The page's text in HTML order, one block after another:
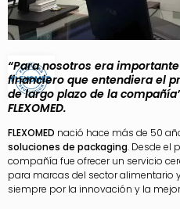
“Para nosotros era
financiero que entendiera el
de largo plazo de la
FLEXOMED.
FLEXOMED nació hace más de 50
soluciones de packaging. Desde el
compañía fue ofrecer un servicio
para marcas del sector alimentario
siempre por la innovación y la